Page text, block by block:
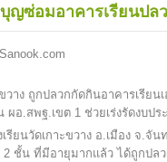
ญซ่อมอาคารเรียนปล
วาง ถูกปลวกกัดกินอาคารเรียน
อ.สพฐ.เขต 1 ช่วยเร่งรัดงบป
รียนวัดเกาะขวาง อ.เมือง จ.จั
2 ชั้น ที่มีอายุมากแล้ว ได้ถูกปล